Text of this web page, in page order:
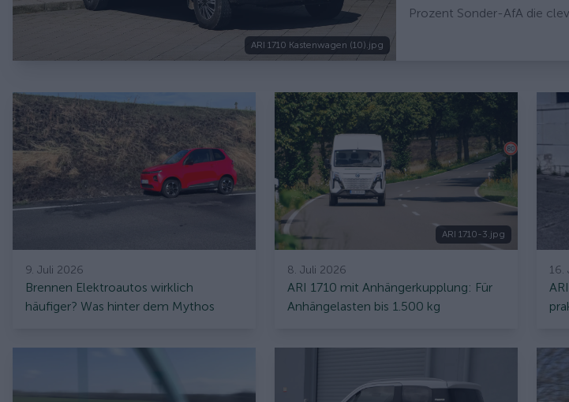
ARI 1710 Kastenwagen (10).jpg
Prozent Sonder-AfA die
9. Juli 2026
Brennen Elektroautos wirklich
häufiger? Was hinter dem Mythos
ARI 1710-3.jpg
8. Juli 2026
ARI 1710 mit Anhängerkupplung: Für
Anhängelasten bis 1.500 kg
16.